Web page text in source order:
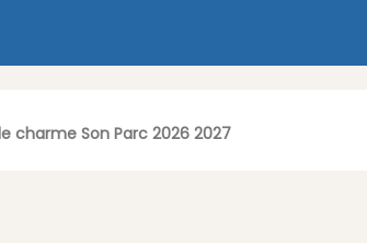
charme Son Parc 2026 2027